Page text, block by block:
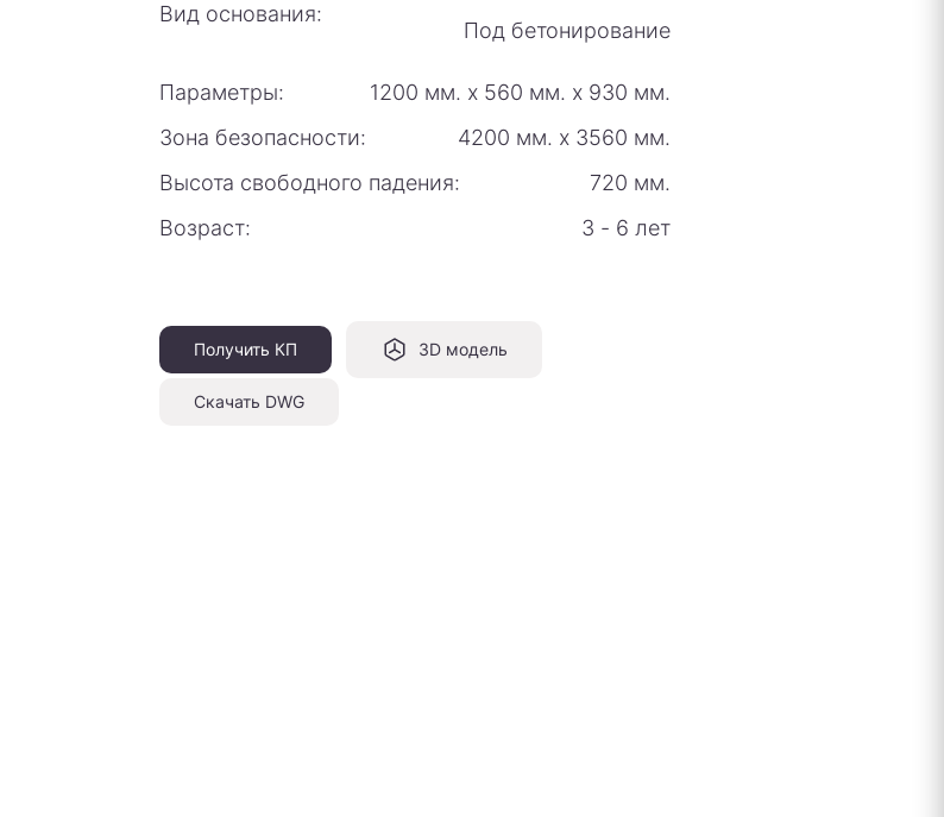
Вид основания:
Под бетонирование
Параметры: 1200 мм. х 560 мм. х 930 мм.
Зона безопасности:
4200 мм. х 3560 мм.
Высота свободного падения:
720 мм.
Возраст:
3 - 6 лет
Получить КП 3D модель
Скачать DWG